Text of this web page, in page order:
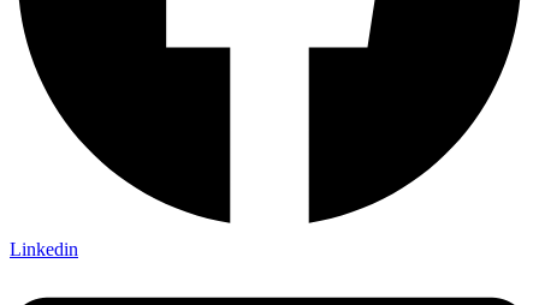
Linkedin